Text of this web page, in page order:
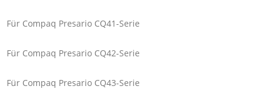
Für Compaq Presario CQ41-Serie
Für Compaq Presario CQ42-Serie
Für Compaq Presario CQ43-Serie